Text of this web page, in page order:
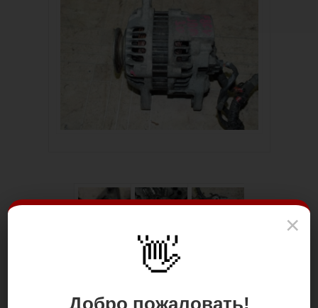
×
👋
Добро пожаловать!